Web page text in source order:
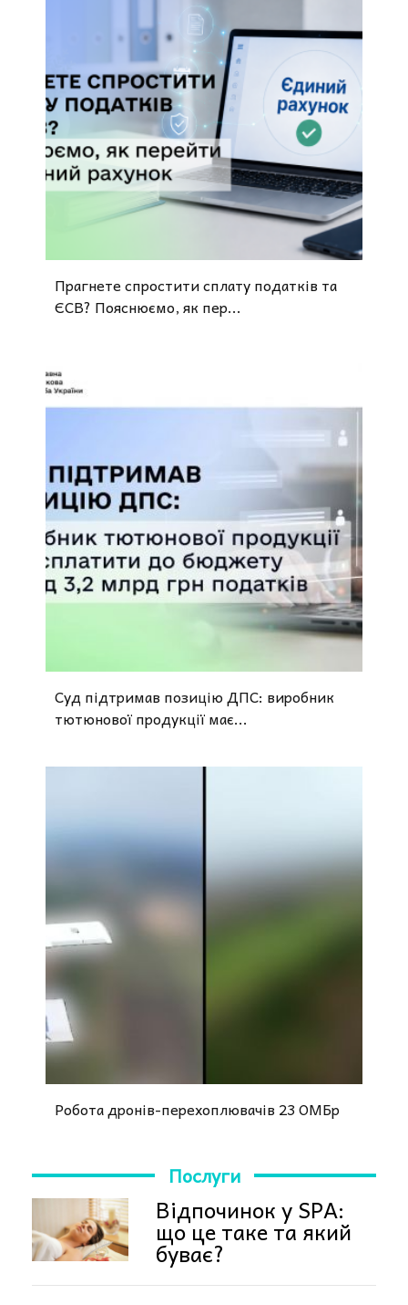
Прагнете спростити сплату податків та
ЄСВ? Пояснюємо, як пер...
Суд підтримав позицію ДПС: виробник
тютюнової продукції має...
Робота дронів-перехоплювачів 23 ОМБр
Послуги
Відпочинок у SPA:
що це таке та який
буває?